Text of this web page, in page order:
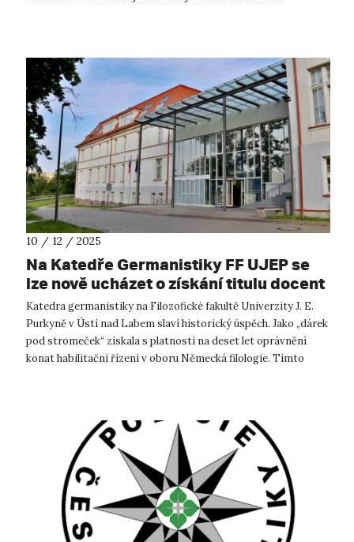
10 / 12 / 2025
Na Katedře Germanistiky FF UJEP se
lze nově ucházet o získání titulu docent
v oboru německé filologie
Katedra germanistiky na Filozofické fakultě Univerzity J. E.
Purkyně v Ústí nad Labem slaví historický úspěch. Jako „dárek
pod stromeček“ získala s platností na deset let oprávnění
konat habilitační řízení v oboru Německá filologie. Tímto